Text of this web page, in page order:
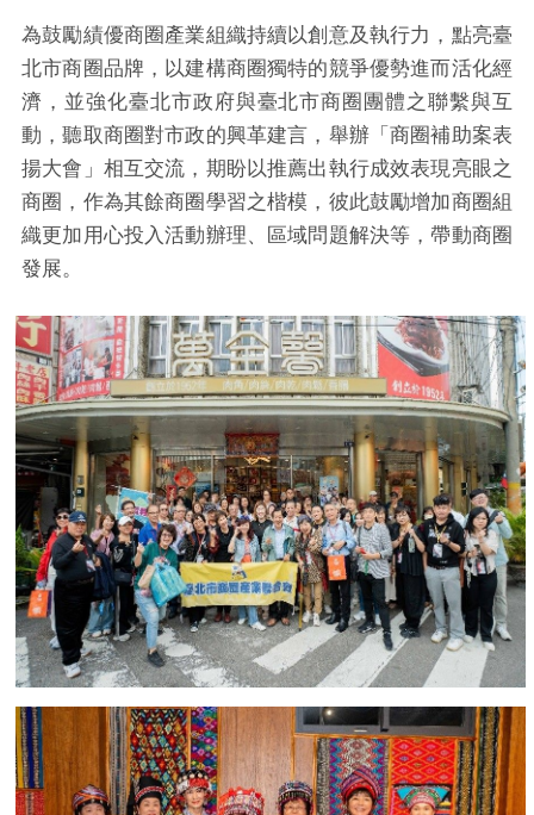
為鼓勵績優商圈產業組織持續以創意及執行力，點亮臺
北市商圈品牌，以建構商圈獨特的競爭優勢進而活化經
濟，並強化臺北市政府與臺北市商圈團體之聯繫與互
動，聽取商圈對市政的興革建言，舉辦「商圈補助案表
揚大會」相互交流，期盼以推薦出執行成效表現亮眼之
商圈，作為其餘商圈學習之楷模，彼此鼓勵增加商圈組
織更加用心投入活動辦理、區域問題解決等，帶動商圈
發展。